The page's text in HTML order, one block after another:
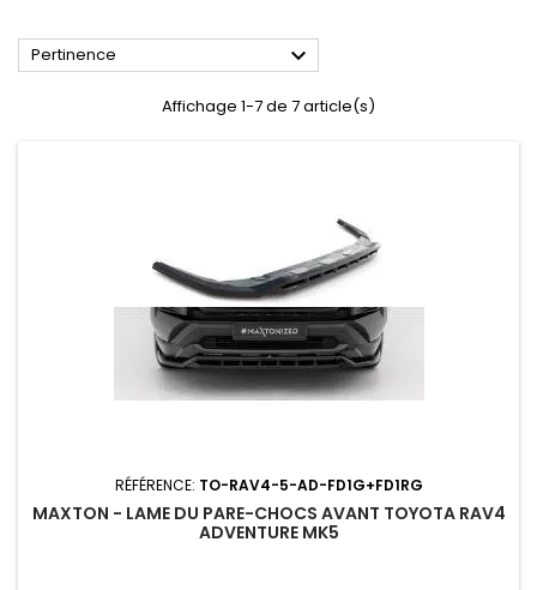
Pertinence 
Affichage 1-7 de 7 article(s)
RÉFÉRENCE: TO-RAV4-5-AD-FD1G+FD1RG
MAXTON - LAME DU PARE-CHOCS AVANT TOYOTA RAV4
ADVENTURE MK5